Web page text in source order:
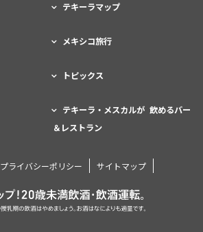
テキーラマップ
メキシコ旅行
トピックス
テキーラ・メスカルが 飲めるバー
＆レストラン
プライバシーポリシー サイトマップ